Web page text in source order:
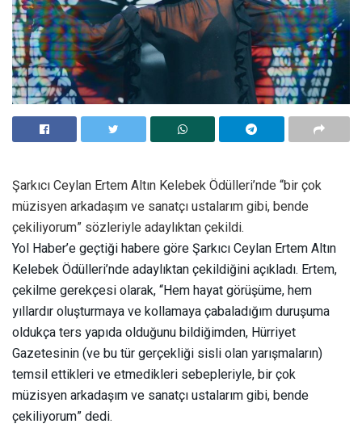
Şarkıcı Ceylan Ertem Altın Kelebek Ödülleri’nde “bir çok
müzisyen arkadaşım ve sanatçı ustalarım gibi, bende
çekiliyorum” sözleriyle adaylıktan çekildi.
Yol Haber’e geçtiği habere göre Şarkıcı Ceylan Ertem Altın
Kelebek Ödülleri’nde adaylıktan çekildiğini açıkladı. Ertem,
çekilme gerekçesi olarak, “Hem hayat görüşüme, hem
yıllardır oluşturmaya ve kollamaya çabaladığım duruşuma
oldukça ters yapıda olduğunu bildiğimden, Hürriyet
Gazetesinin (ve bu tür gerçekliği sisli olan yarışmaların)
temsil ettikleri ve etmedikleri sebepleriyle, bir çok
müzisyen arkadaşım ve sanatçı ustalarım gibi, bende
çekiliyorum” dedi.